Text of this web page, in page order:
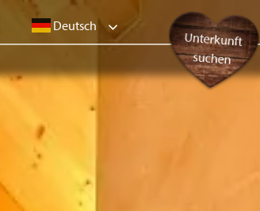
Unterkunft
suchen
Deutsch